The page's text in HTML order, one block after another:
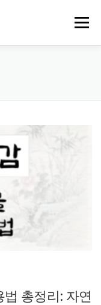
메뉴
총정리: 자연